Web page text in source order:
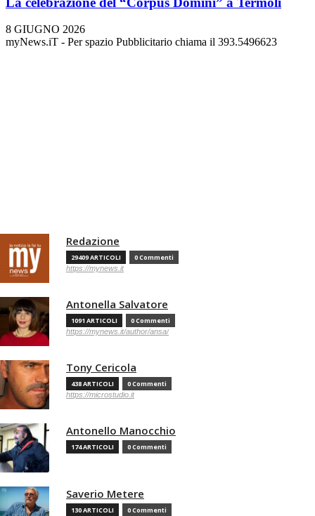
8 GIUGNO 2026
myNews.iT - Per spazio Pubblicitario chiama il 393.5496623
Redazione
29409 ARTICOLI 0 Commenti
https://mynews.it
Antonella Salvatore
1091 ARTICOLI 0 Commenti
https://mynews.it/author/ansa/
Tony Cericola
438 ARTICOLI 0 Commenti
https://microstudio.it
Antonello Manocchio
174 ARTICOLI 0 Commenti
Saverio Metere
130 ARTICOLI 0 Commenti